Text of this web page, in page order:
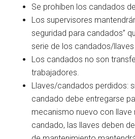
Se prohíben los candados
Los supervisores
seguridad para candados”
serie de los candados/
Los candados no son
trabajadores.
Llaves/candados perdidos:
candado debe entregarse
mecanismo nuevo con llave
candado, las llaves deben